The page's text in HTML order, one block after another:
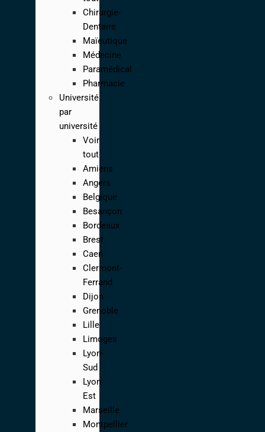
Chirurgie-
Dentaire
Maïeutique
Médecine
Paramédical
Pharmacie
Université
par
université
Voir
tout
Amiens
Angers
Belgique
Besançon
Bordeaux
Brest
Caen
Clermont-
Ferrand
Dijon
Grenoble
Lille
Limoges
Lyon-
Sud
Lyon
Est
Marseille
Montpellier